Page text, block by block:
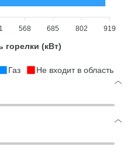
568 685 802 919
горелки (кВт)
Газ Не входит в область